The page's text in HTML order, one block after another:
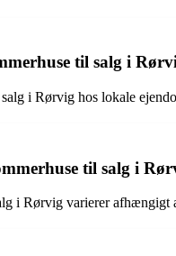
til salg i
i Rørvig hos lokale
til salg i
i Rørvig varierer afhængigt